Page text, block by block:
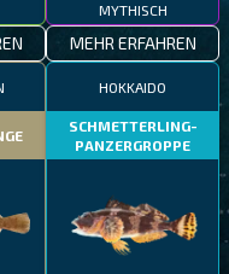
MYTHISCH
MEHR ERFAHREN
HOKKAIDO
SCHMETTERLING-
PANZERGROPPE